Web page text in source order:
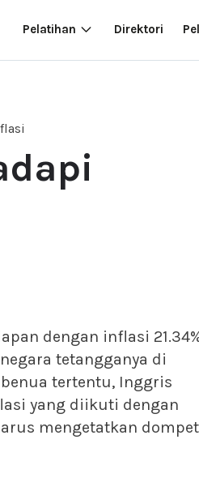
Pelatihan Direktori
dengan inflasi
tetangganya di
tertentu, Inggris
yang diikuti dengan
mengetatkan dompet